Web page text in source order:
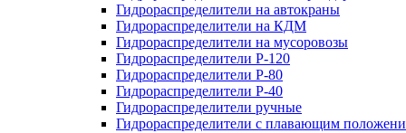
Гидрораспределители на автокраны
Гидрораспределители на КДМ
Гидрораспределители на мусоровозы
Гидрораспределители Р-120
Гидрораспределители Р-80
Гидрораспределители Р-40
Гидрораспределители ручные
Гидрораспределители с плавающим